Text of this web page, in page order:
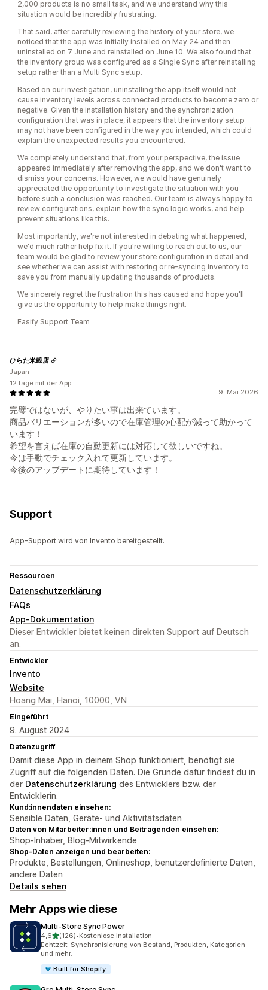
2,000 products is no small task, and we understand why this
situation would be incredibly frustrating.
That said, after carefully reviewing the history of your store, we
noticed that the app was initially installed on May 24 and then
uninstalled on 7 June and reinstalled on June 10. We also found that
the inventory group was configured as a Single Sync after reinstalling
setup rather than a Multi Sync setup.
Based on our investigation, uninstalling the app itself would not
cause inventory levels across connected products to become zero or
negative. Given the installation history and the synchronization
configuration that was in place, it appears that the inventory setup
may not have been configured in the way you intended, which could
explain the unexpected results you encountered.
We completely understand that, from your perspective, the issue
appeared immediately after removing the app, and we don't want to
dismiss your concerns. However, we would have genuinely
appreciated the opportunity to investigate the situation with you
before such a conclusion was reached. Our team is always happy to
review configurations, explain how the sync logic works, and help
prevent situations like this.
Most importantly, we're not interested in debating what happened,
we'd much rather help fix it. If you're willing to reach out to us, our
team would be glad to review your store configuration in detail and
see whether we can assist with restoring or re-syncing inventory to
save you from manually updating thousands of products.
We sincerely regret the frustration this has caused and hope you'll
give us the opportunity to help make things right.
Easify Support Team
9. Mai 2026
完璧ではないが、やりたい事は出来ています。
商品バリエーションが多いので在庫管理の心配が減って助かって
います！
希望を言えば在庫の自動更新には対応して欲しいですね。
今は手動でチェック入れて更新しています。
今後のアップデートに期待しています！
ひらた米穀店
Japan
12 tage mit der App
Support
App-Support wird von Invento bereitgestellt.
Ressourcen
Datenschutzerklärung
FAQs
App-Dokumentation
Dieser Entwickler bietet keinen direkten Support auf Deutsch
an.
Entwickler
Invento
Website
Hoang Mai, Hanoi, 10000, VN
Eingeführt
9. August 2024
Datenzugriff
Damit diese App in deinem Shop funktioniert, benötigt sie
Zugriff auf die folgenden Daten. Die Gründe dafür findest du in
der Datenschutzerklärung des Entwicklers bzw. der
Entwicklerin.
Kund:innendaten einsehen:
Sensible Daten, Geräte- und Aktivitätsdaten
Daten von Mitarbeiter:innen und Beitragenden einsehen:
Shop-Inhaber, Blog-Mitwirkende
Shop-Daten anzeigen und bearbeiten:
Produkte, Bestellungen, Onlineshop, benutzerdefinierte Daten,
andere Daten
Details sehen
Mehr Apps wie diese
Multi‑Store Sync Power
4,6von 5 Sternen
(126)
126 Rezensionen insgesamt
•Kostenlose Installation
Echtzeit-Synchronisierung von Bestand, Produkten, Kategorien
und mehr.
Built for Shopify